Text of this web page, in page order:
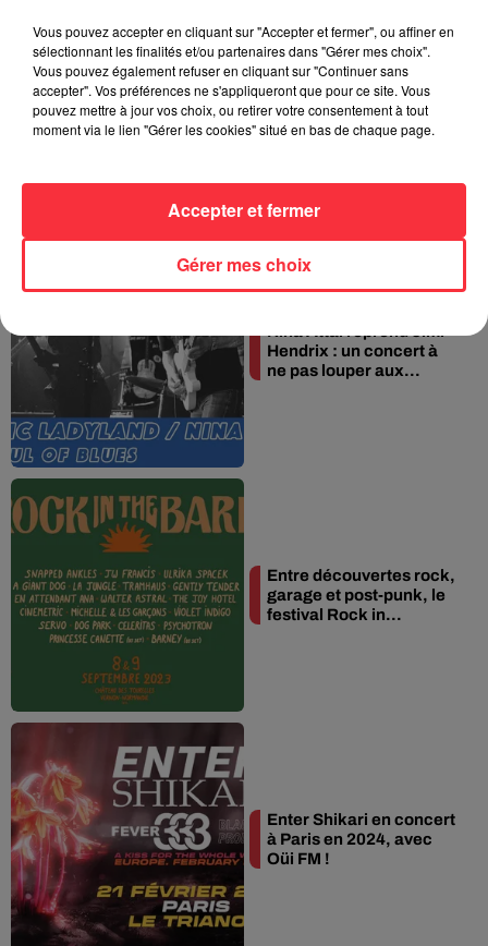
Judas Priest en concert
à Paris et Lyon en avril
2024 !
Hendrix : un concert à
ne pas louper aux...
Entre découvertes rock,
garage et post-punk, le
festival Rock in...
Enter Shikari en concert
à Paris en 2024, avec
Oüi FM !
Vous pouvez accepter en cliquant sur "Accepter et fermer", ou affiner en
sélectionnant les finalités et/ou partenaires dans "Gérer mes choix".
Vous pouvez également refuser en cliquant sur "Continuer sans
accepter". Vos préférences ne s'appliqueront que pour ce site. Vous
pouvez mettre à jour vos choix, ou retirer votre consentement à tout
moment via le lien "Gérer les cookies" situé en bas de chaque page.
Gérer mes choix
Accepter et fermer